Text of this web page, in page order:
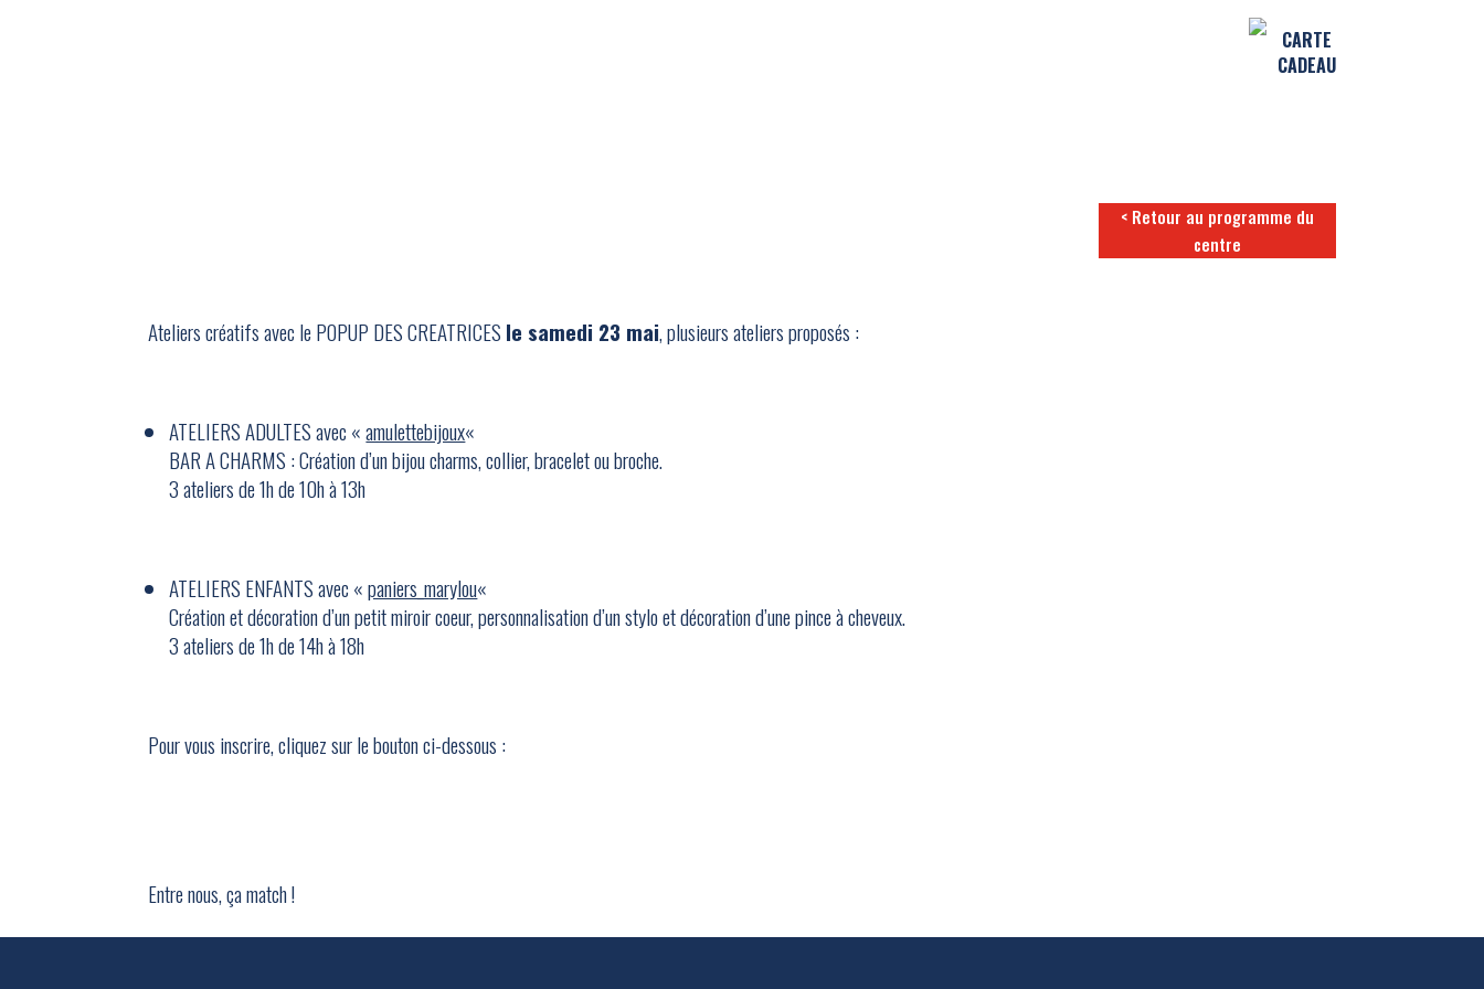
CARTE
CADEAU
< Retour au programme du
centre
Ateliers créatifs avec le POPUP DES CREATRICES le samedi 23 mai, plusieurs ateliers proposés :
ATELIERS ADULTES avec «amulettebijoux«
BAR A CHARMS : Création d’un bijou charms, collier, bracelet ou broche.
3 ateliers de 1h de 10h à 13h
ATELIERS ENFANTS avec «paniers_marylou«
Création et décoration d’un petit miroir coeur, personnalisation d’un stylo et décoration d’une pince à cheveux.
3 ateliers de 1h de 14h à 18h
Pour vous inscrire, cliquez sur le bouton ci-dessous :
Entre nous, ça match !